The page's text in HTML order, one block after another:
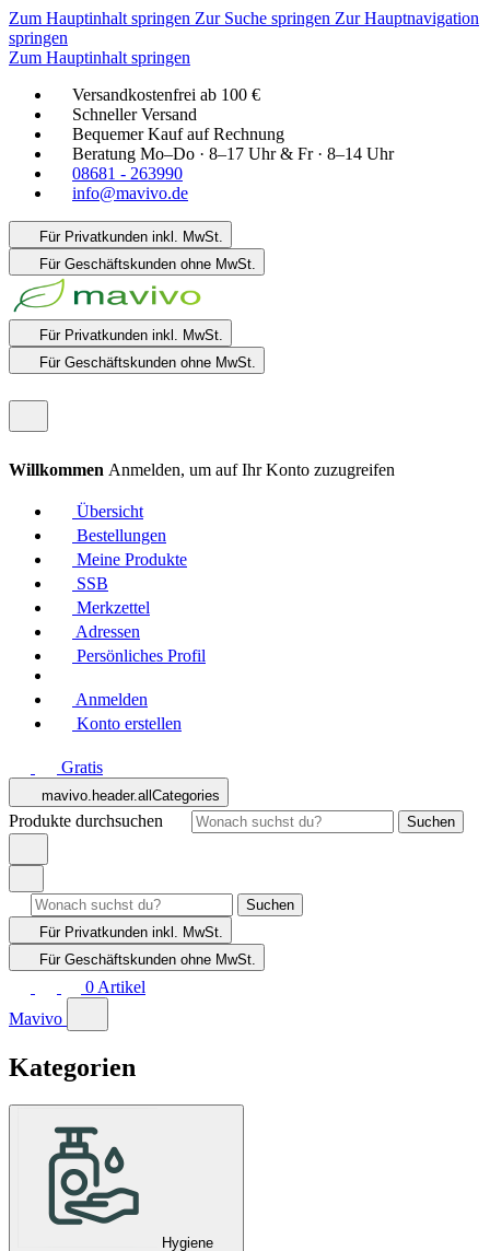
Zum Hauptinhalt springen Zur Suche springen Zur Hauptnavigation
springen
Zum Hauptinhalt springen
Versandkostenfrei ab 100 €
Schneller Versand
Bequemer Kauf auf Rechnung
Beratung Mo–Do · 8–17 Uhr & Fr · 8–14 Uhr
08681 - 263990
info@mavivo.de
Für Privatkunden inkl. MwSt.
Für Geschäftskunden ohne MwSt.
Für Privatkunden inkl. MwSt.
Für Geschäftskunden ohne MwSt.
Willkommen Anmelden, um auf Ihr Konto zuzugreifen
Übersicht
Bestellungen
Meine Produkte
SSB
Merkzettel
Adressen
Persönliches Profil
Anmelden
Konto erstellen
Gratis
mavivo.header.allCategories
Produkte durchsuchen Suchen
Suchen
Für Privatkunden inkl. MwSt.
Für Geschäftskunden ohne MwSt.
0 Artikel
Mavivo
Kategorien
Hygiene